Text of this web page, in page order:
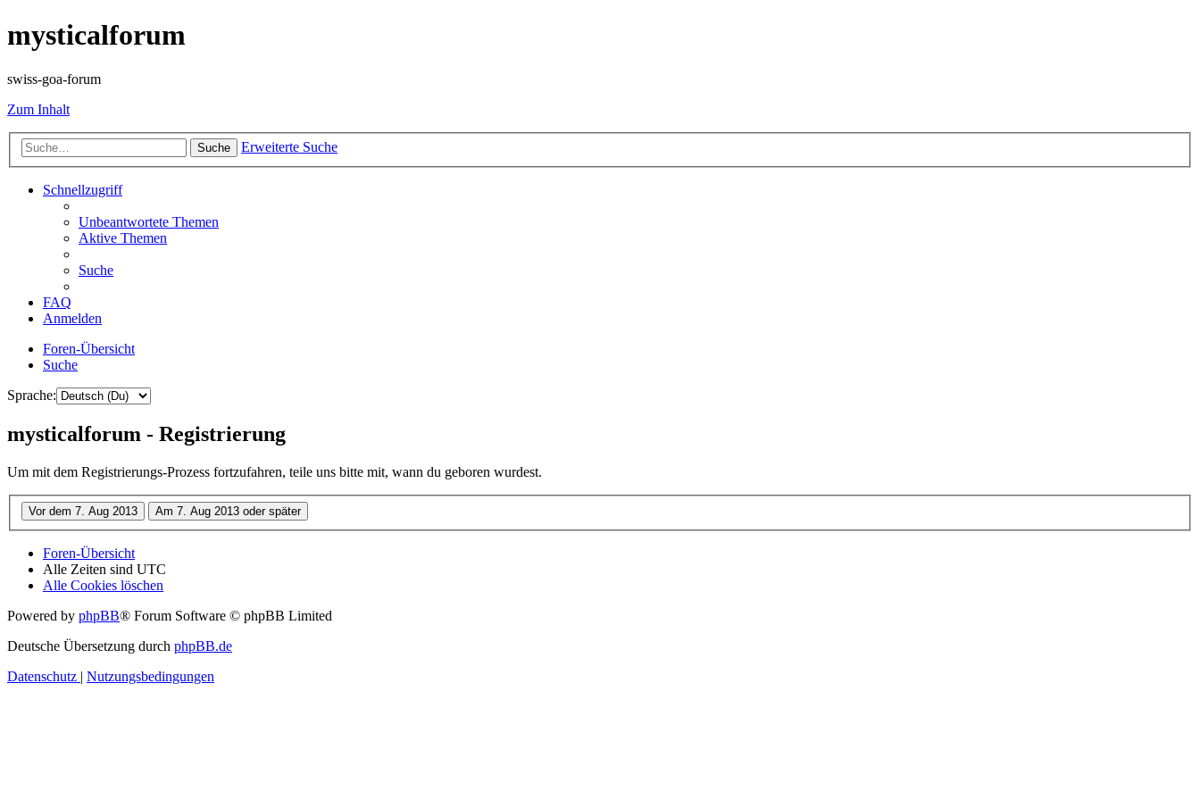
mysticalforum
swiss-goa-forum
Zum Inhalt
Suche Erweiterte Suche
Schnellzugriff
Unbeantwortete Themen
Aktive Themen
Suche
FAQ
Anmelden
Foren-Übersicht
Suche
Sprache:
mysticalforum - Registrierung
Um mit dem Registrierungs-Prozess fortzufahren, teile uns bitte mit, wann du geboren wurdest.
Foren-Übersicht
Alle Zeiten sind UTC
Alle Cookies löschen
Powered by phpBB® Forum Software © phpBB Limited
Deutsche Übersetzung durch phpBB.de
Datenschutz | Nutzungsbedingungen